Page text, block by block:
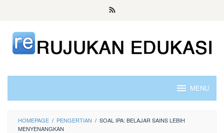
content
MENU
HOMEPAGE / PENGERTIAN / SOAL IPA: BELAJAR SAINS LEBIH
MENYENANGKAN